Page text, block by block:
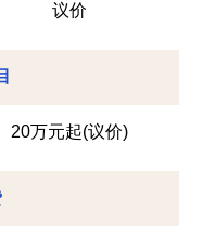
议价
20万元起(议价)